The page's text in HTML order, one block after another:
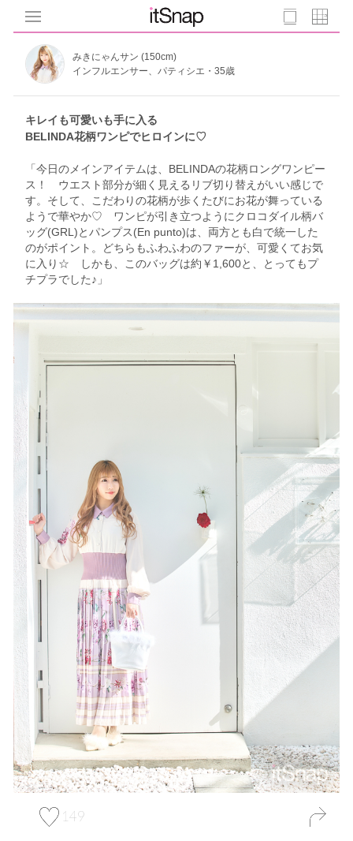
みきにゃんサン (150cm)
インフルエンサー、パティシエ・35歳
キレイも可愛いも手に入る
BELINDA花柄ワンピでヒロインに♡
「今日のメインアイテムは、BELINDAの花柄ロングワンピー
ス！ ウエスト部分が細く見えるリブ切り替えがいい感じで
す。そして、こだわりの花柄が歩くたびにお花が舞っている
ようで華やか♡ ワンピが引き立つようにクロコダイル柄バ
ッグ(GRL)とパンプス(En punto)は、両方とも白で統一した
のがポイント。どちらもふわふわのファーが、可愛くてお気
に入り☆ しかも、このバッグは約￥1,600と、とってもプ
チプラでした♪」
149